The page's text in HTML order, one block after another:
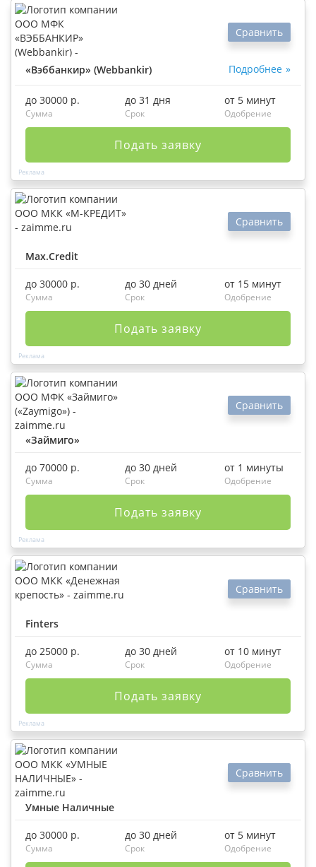
«Вэббанкир» (Webbankir) Подробнее
Сравнить
до 30000 р.
Сумма
до 31 дня
Срок
от 5 минут
Одобрение
Подать заявку
Max.Credit
Сравнить
до 30000 р.
Сумма
до 30 дней
Срок
от 15 минут
Одобрение
Подать заявку
«Займиго»
Сравнить
до 70000 р.
Сумма
до 30 дней
Срок
от 1 минуты
Одобрение
Подать заявку
Finters
Сравнить
до 25000 р.
Сумма
до 30 дней
Срок
от 10 минут
Одобрение
Подать заявку
Умные Наличные
Сравнить
до 30000 р.
Сумма
до 30 дней
Срок
от 5 минут
Одобрение